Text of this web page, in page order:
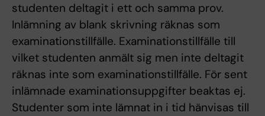
studenten deltagit i ett och samma prov.
Inlämning av blank skrivning räknas som
examinationstillfälle. Examinationstillfälle till
vilket studenten anmält sig men inte deltagit
räknas inte som examinationstillfälle. För sent
inlämnade examinationsuppgifter beaktas ej.
Studenter som inte lämnat in i tid hänvisas till